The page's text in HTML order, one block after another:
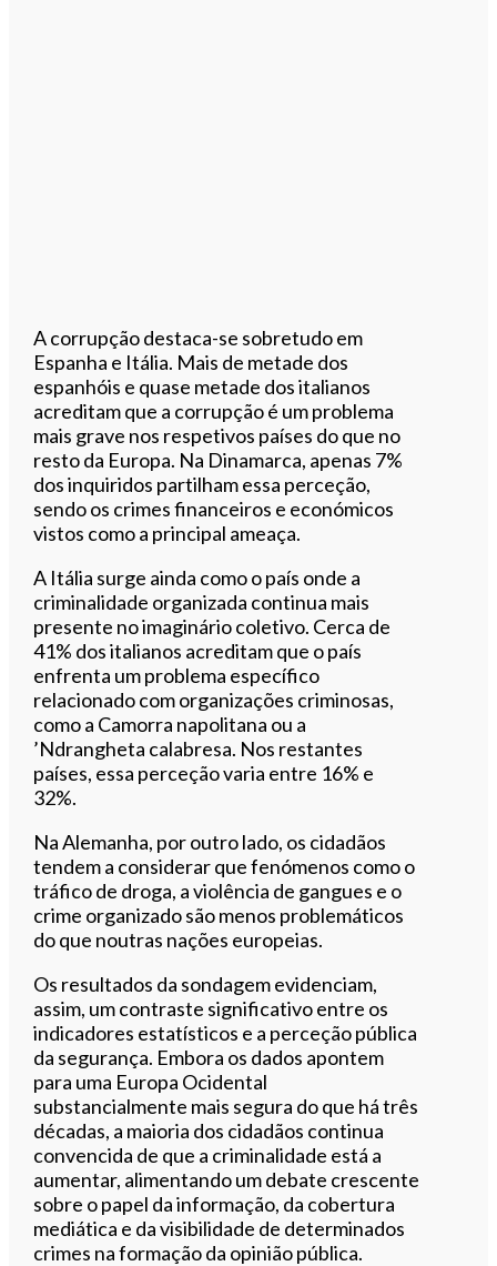
A corrupção destaca-se sobretudo em
Espanha e Itália. Mais de metade dos
espanhóis e quase metade dos italianos
acreditam que a corrupção é um problema
mais grave nos respetivos países do que no
resto da Europa. Na Dinamarca, apenas 7%
dos inquiridos partilham essa perceção,
sendo os crimes financeiros e económicos
vistos como a principal ameaça.
A Itália surge ainda como o país onde a
criminalidade organizada continua mais
presente no imaginário coletivo. Cerca de
41% dos italianos acreditam que o país
enfrenta um problema específico
relacionado com organizações criminosas,
como a Camorra napolitana ou a
’Ndrangheta calabresa. Nos restantes
países, essa perceção varia entre 16% e
32%.
Na Alemanha, por outro lado, os cidadãos
tendem a considerar que fenómenos como o
tráfico de droga, a violência de gangues e o
crime organizado são menos problemáticos
do que noutras nações europeias.
Os resultados da sondagem evidenciam,
assim, um contraste significativo entre os
indicadores estatísticos e a perceção pública
da segurança. Embora os dados apontem
para uma Europa Ocidental
substancialmente mais segura do que há três
décadas, a maioria dos cidadãos continua
convencida de que a criminalidade está a
aumentar, alimentando um debate crescente
sobre o papel da informação, da cobertura
mediática e da visibilidade de determinados
crimes na formação da opinião pública.